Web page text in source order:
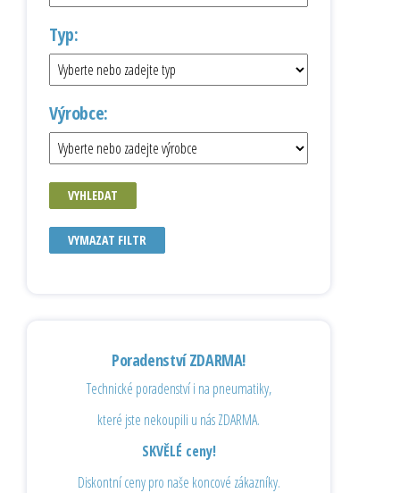
Typ:
Výrobce:
VYHLEDAT
VYMAZAT FILTR
Poradenství ZDARMA!
Technické poradenství i na pneumatiky,
které jste nekoupili u nás ZDARMA.
SKVĚLÉ ceny!
Diskontní ceny pro naše koncové zákazníky.